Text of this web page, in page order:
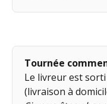
Tournée
Le livreur est
(livraison à